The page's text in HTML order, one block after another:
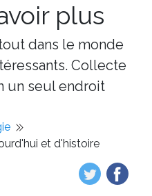
plus
dans le monde
Collecte
un seul endroit
et d'histoire